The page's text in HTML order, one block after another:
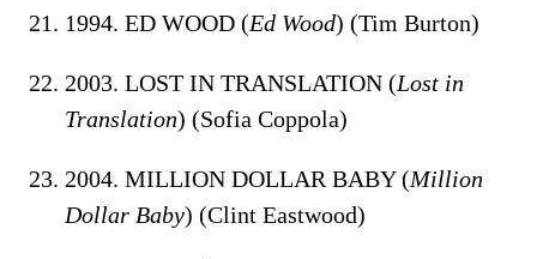
1994. ED WOOD (Ed Wood) (Tim Burton)
2003. LOST IN TRANSLATION (Lost in
Translation) (Sofia Coppola)
2004. MILLION DOLLAR BABY (Million
Dollar Baby) (Clint Eastwood)